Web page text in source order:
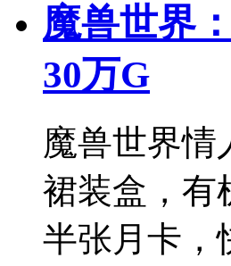
魔兽世界
30万G
魔兽世界情
裙装盒，有
半张月卡，